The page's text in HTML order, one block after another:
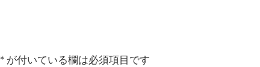
*が付いている欄は必須項目です